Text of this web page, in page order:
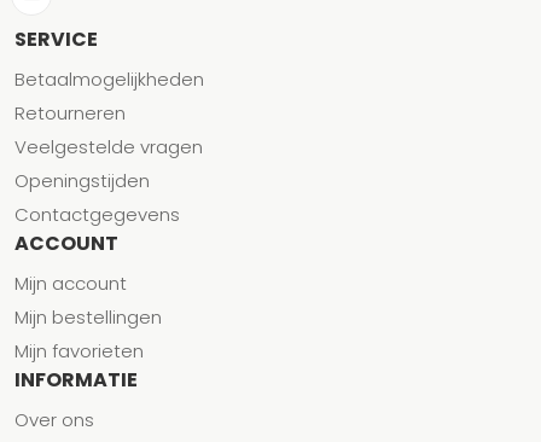
SERVICE
Betaalmogelijkheden
Retourneren
Veelgestelde vragen
Openingstijden
Contactgegevens
ACCOUNT
Mijn account
Mijn bestellingen
Mijn favorieten
INFORMATIE
Over ons